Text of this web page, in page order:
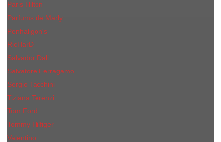
Paris Hilton
Parfums de Marly
Penhaligon​'s
RicHarD
Salvador Dali
Salvatore Ferragamo
Sergio Tacchini
Tiziana Terenzi
Tom Ford
Tommy Hilfiger
Valentino